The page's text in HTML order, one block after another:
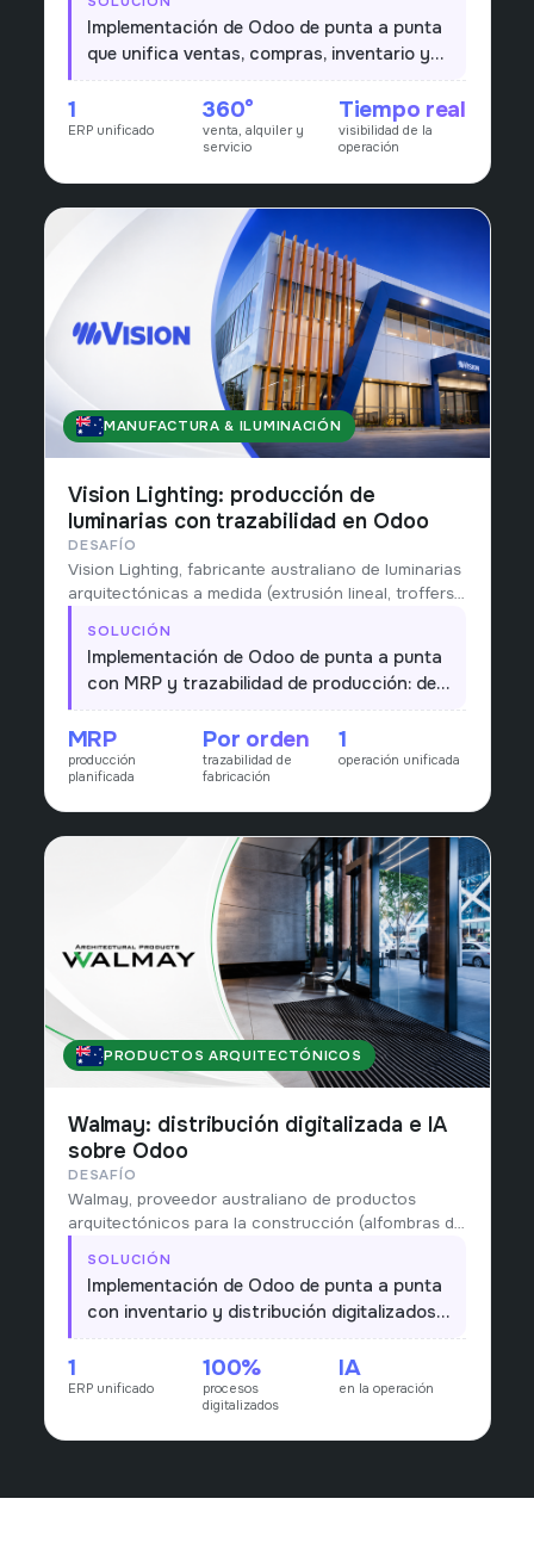
ventas, alquiler, servicio técnico y repuestos con
sistemas separados y sin una vista única del
negocio.
Implementación de Odoo de punta a punta
que unifica ventas, compras, inventario y
servicio técnico en una sola plataforma,
con visibilidad consolidada de la operación.
1
ERP unificado
360°
venta, alquiler y
servicio
Tiempo real
visibilidad de la
operación
AUSTRALIA
MANUFACTURA & ILUMINACIÓN
Vision Lighting: producción de
luminarias con trazabilidad en Odoo
DESAFÍO
Vision Lighting, fabricante australiano de luminarias
arquitectónicas a medida (extrusión lineal, troffers
y soluciones bespoke) desde 2006, necesitaba
planificar la producción y trazar cada orden de
fabricación sin depender de procesos manuales.
SOLUCIÓN
Implementación de Odoo de punta a punta
con MRP y trazabilidad de producción: de
la orden de fabricación a la entrega, cada
proyecto de iluminación queda planificado
y trazado en un único flujo.
MRP
producción
planificada
Por orden
trazabilidad de
fabricación
1
operación unificada
AUSTRALIA
PRODUCTOS ARQUITECTÓNICOS
Walmay: distribución digitalizada e IA
sobre Odoo
DESAFÍO
Walmay, proveedor australiano de productos
arquitectónicos para la construcción (alfombras de
entrada, indicadores táctiles, narices
antideslizantes y accesorios de estacionamiento)
desde 1978, gestionaba distribución, inventario y
compras con procesos manuales.
SOLUCIÓN
Implementación de Odoo de punta a punta
con inventario y distribución digitalizados,
más un componente de IA que apoya la
operación; procesos antes manuales
pasan a un único flujo en tiempo real.
1
ERP unificado
100%
procesos
digitalizados
IA
en la operación